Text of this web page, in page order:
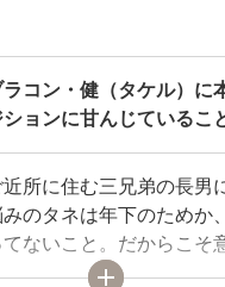
コン・健（タケル）に
ョンに甘んじているこ
所に住む三兄弟の長男
のタネは年下のためか
ないこと。だからこそ
、もう弟ポジションじ